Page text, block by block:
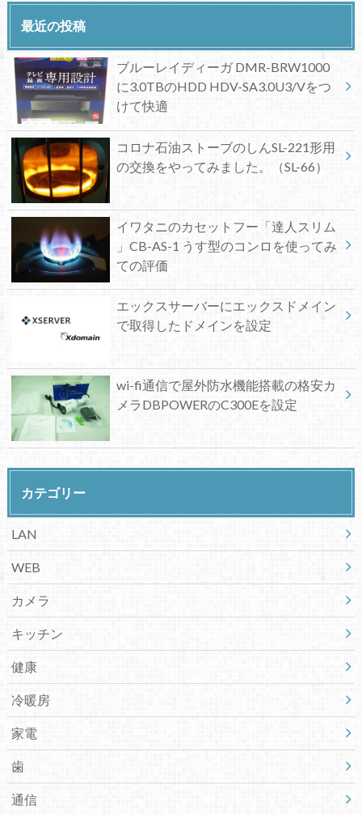
最近の投稿
ブルーレイディーガ DMR-BRW1000
に3.0TBのHDD HDV-SA3.0U3/Vをつ
けて快適
コロナ石油ストーブのしんSL-221形用
の交換をやってみました。（SL-66）
イワタニのカセットフー「達人スリム
」CB-AS-1 うす型のコンロを使ってみ
ての評価
エックスサーバーにエックスドメイン
で取得したドメインを設定
wi-fi通信で屋外防水機能搭載の格安カ
メラDBPOWERのC300Eを設定
カテゴリー
LAN
WEB
カメラ
キッチン
健康
冷暖房
家電
歯
通信